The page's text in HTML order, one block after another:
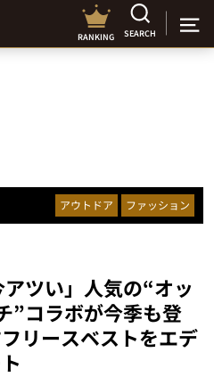
RANKING SEARCH
アウトドア ファッション
アツい」人気の“オッ
”コラボが今季も登
リースベストをエデ